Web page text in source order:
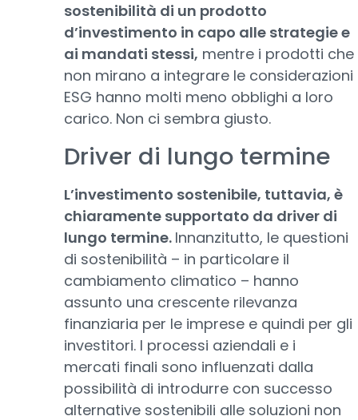
sostenibilità di un prodotto
d’investimento in capo alle strategie e
ai mandati stessi, mentre i prodotti che
non mirano a integrare le considerazioni
ESG hanno molti meno obblighi a loro
carico. Non ci sembra giusto.
Driver di lungo termine
L’investimento sostenibile, tuttavia, è
chiaramente supportato da driver di
lungo termine. Innanzitutto, le questioni
di sostenibilità – in particolare il
cambiamento climatico – hanno
assunto una crescente rilevanza
finanziaria per le imprese e quindi per gli
investitori. I processi aziendali e i
mercati finali sono influenzati dalla
possibilità di introdurre con successo
alternative sostenibili alle soluzioni non